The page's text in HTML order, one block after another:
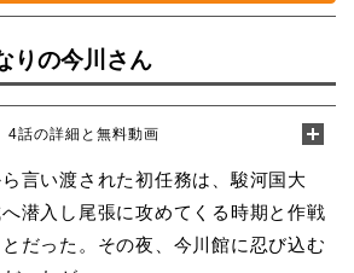
の今川さん
4話の詳細と無料動画
言い渡された初任務は、駿河国大
潜入し尾張に攻めてくる時期と作戦
だった。その夜、今川館に忍び込む